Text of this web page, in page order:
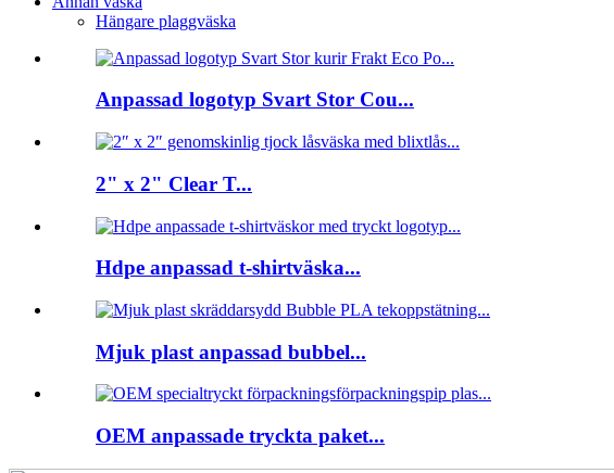
Hängare plaggväska
Anpassad logotyp Svart Stor Cou...
2" x 2" Clear T...
Hdpe anpassad t-shirtväska...
Mjuk plast anpassad bubbel...
OEM anpassade tryckta paket...